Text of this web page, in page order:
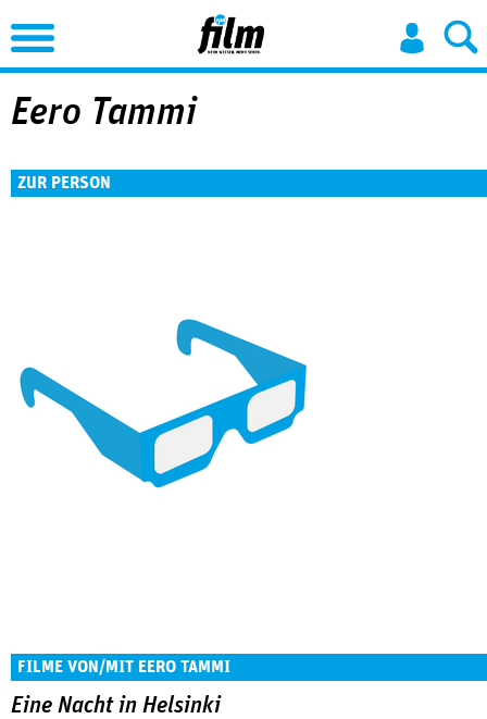
Jump to Navigation
Eero Tammi
ZUR PERSON
FILME VON/MIT EERO TAMMI
Eine Nacht in Helsinki